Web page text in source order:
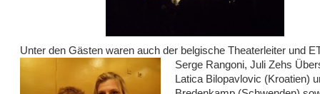
Unter den Gästen waren auch der belgische Theaterleiter und
Serge Rangoni, Juli Zehs
Latica Bilopavlovic (Kroatien)